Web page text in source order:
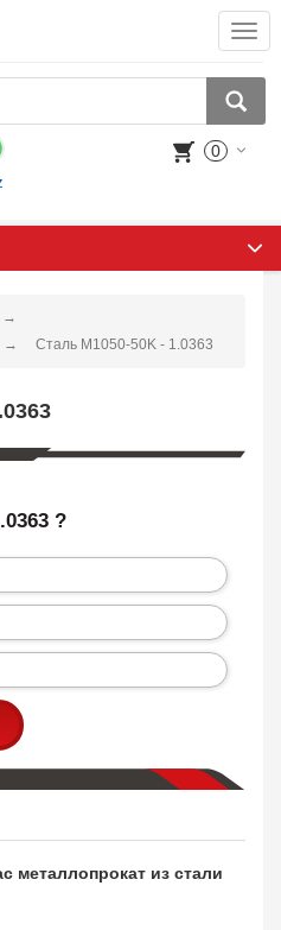
0
Сталь M1050-50K - 1.0363
?
металлопрокат из стали